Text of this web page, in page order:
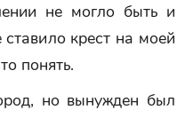
не могло быть и
крест на моей
понять.
но вынужден был